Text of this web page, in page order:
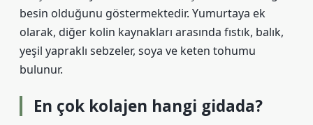
besin olduğunu göstermektedir. Yumurtaya ek
olarak, diğer kolin kaynakları arasında fıstık, balık,
yeşil yapraklı sebzeler, soya ve keten tohumu
bulunur.
En çok kolajen hangi gidada?